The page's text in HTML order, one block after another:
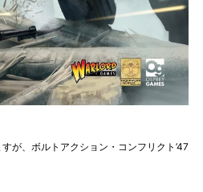
が、ボルトアクション・コンフリクト’47